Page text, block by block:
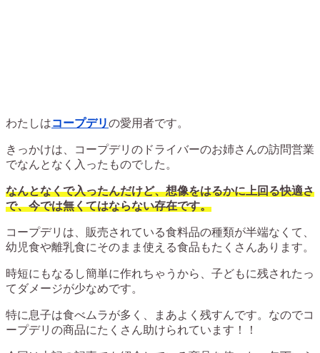
わたしはコープデリの愛用者です。
きっかけは、コープデリのドライバーのお姉さんの訪問営業
でなんとなく入ったものでした。
なんとなくで入ったんだけど、想像をはるかに上回る快適さ
で、今では無くてはならない存在です。
コープデリは、販売されている食料品の種類が半端なくて、
幼児食や離乳食にそのまま使える食品もたくさんあります。
時短にもなるし簡単に作れちゃうから、子どもに残されたっ
てダメージが少なめです。
特に息子は食べムラが多く、まあよく残すんです。なのでコ
ープデリの商品にたくさん助けられています！！